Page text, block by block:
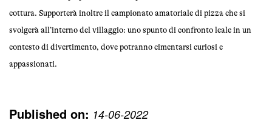
cottura. Supporterà inoltre il campionato amatoriale di pizza che si
svolgerà all’interno del villaggio: uno spunto di confronto leale in un
contesto di divertimento, dove potranno cimentarsi curiosi e
appassionati.
Published on: 14-06-2022